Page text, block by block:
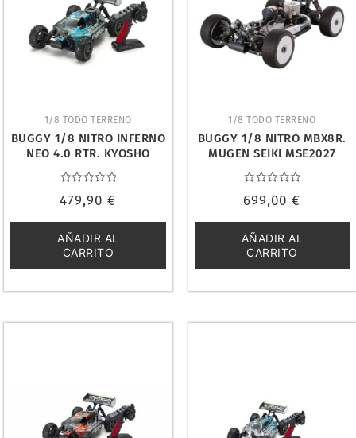
1/8 TODO TERRENO
BUGGY 1/8 NITRO INFERNO
NEO 4.0 RTR. KYOSHO
33029T2
con
de
5
479,90€
AÑADIR AL
CARRITO
1/8 TODO TERRENO
BUGGY 1/8 NITRO MBX8R.
MUGEN SEIKI MSE2027
con
de
5
699,00€
AÑADIR AL
CARRITO